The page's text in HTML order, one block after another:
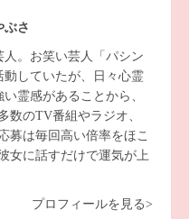
ぶさ
人。お笑い芸人「パシン
動していたが、日々心霊
霊感があることから、
数のTV番組やラジオ、
募は毎回高い倍率をほこ
女に話すだけで運気が上
プロフィールを見る>